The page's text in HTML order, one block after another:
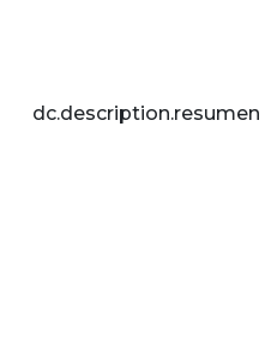
dc.description.resumen